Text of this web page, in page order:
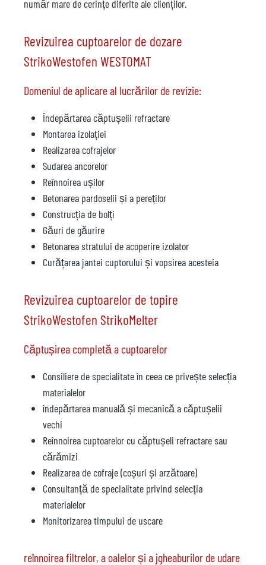
număr mare de cerințe diferite ale clienților.
Revizuirea cuptoarelor de dozare
StrikoWestofen WESTOMAT
Domeniul de aplicare al lucrărilor de revizie:
Îndepărtarea căptușelii refractare
Montarea izolației
Realizarea cofrajelor
Sudarea ancorelor
Reînnoirea ușilor
Betonarea pardoselii și a pereților
Construcția de bolți
Găuri de găurire
Betonarea stratului de acoperire izolator
Curățarea jantei cuptorului și vopsirea acesteia
Revizuirea cuptoarelor de topire
StrikoWestofen StrikoMelter
Căptușirea completă a cuptoarelor
Consiliere de specialitate în ceea ce privește selecția
materialelor
îndepărtarea manuală și mecanică a căptușelii
vechi
Reînnoirea cuptoarelor cu căptușeli refractare sau
cărămizi
Realizarea de cofraje (coșuri și arzătoare)
Consultanță de specialitate privind selecția
materialelor
Monitorizarea timpului de uscare
reînnoirea filtrelor, a oalelor și a jgheaburilor de udare